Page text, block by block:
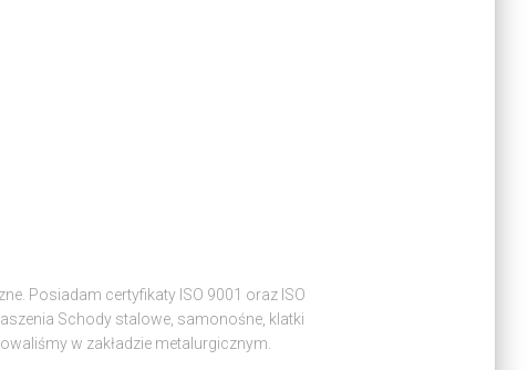
Posiadam certyfikaty ISO 9001 oraz ISO
Schody stalowe, samonośne, klatki
w zakładzie metalurgicznym.